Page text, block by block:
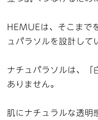
HEMUEは、そこまで
ュパラソルを設計して
ナチュパラソルは、「
ありません。
肌にナチュラルな透明